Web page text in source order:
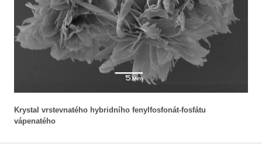
Krystal vrstevnatého hybridního fenylfosfonát-fosfátu
vápenatého